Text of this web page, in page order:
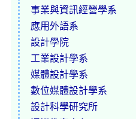
事業與資訊經營學系
應用外語系
設計學院
工業設計學系
媒體設計學系
數位媒體設計學系
設計科學研究所